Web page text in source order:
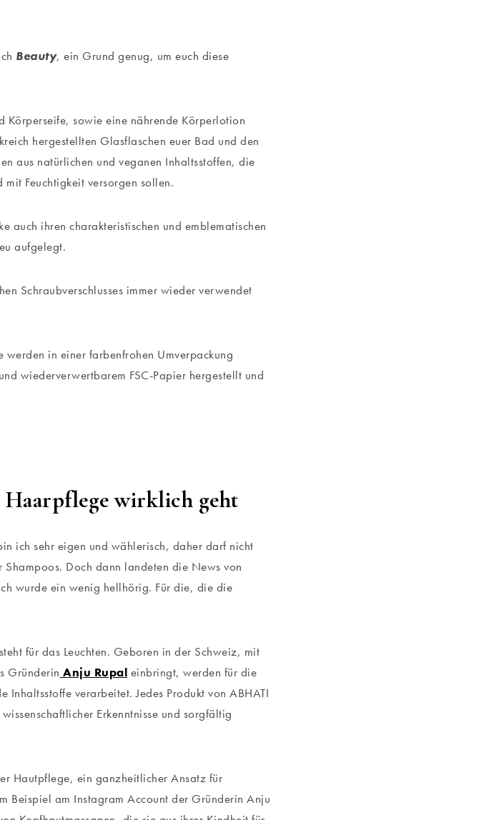
Beauty, ein Grund genug, um euch diese
sowie eine nährende Körperlotion
hergestellten Glasflaschen euer Bad und den
aus natürlichen und veganen Inhaltsstoffen, die
Feuchtigkeit versorgen sollen.
auch ihren charakteristischen und emblematischen
aufgelegt.
Schraubverschlusses immer wieder verwendet
in einer farbenfrohen Umverpackung
wiederverwertbarem FSC-Papier hergestellt und
Haarpflege wirklich geht
ich sehr eigen und wählerisch, daher darf nicht
Doch dann landeten die News von
wurde ein wenig hellhörig. Für die, die die
für das Leuchten. Geboren in der Schweiz, mit
Gründerin Anju Rupal einbringt, werden für die
verarbeitet. Jedes Produkt von ABHATI
Erkenntnisse und sorgfältig
Hautpflege, ein ganzheitlicher Ansatz für
Beispiel am Instagram Account der Gründerin Anju